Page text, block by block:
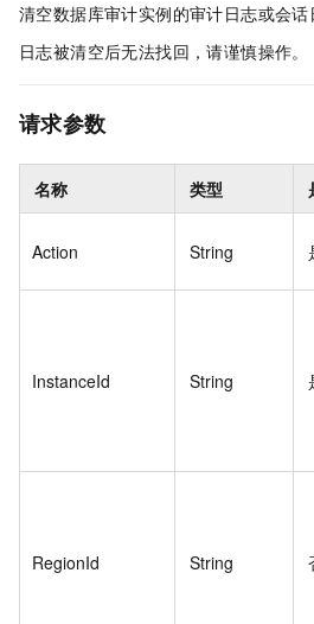
清空数据库审计实例的审计日志或会话
日志被清空后无法找回，请谨慎操作。
请求参数
名称 类型
Action String
InstanceId String
RegionId String